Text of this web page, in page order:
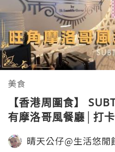
美食
【香港周圍食】
有摩洛哥風餐廳│打
中心│旺角│Mongkok
晴天公仔@生活悠閒